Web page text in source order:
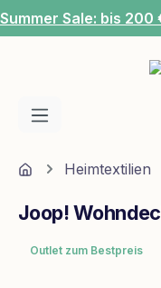
Zum Hauptinhalt
Summer Sale: bis
HomeHeimtextilien
Outlet zum Bestpreis